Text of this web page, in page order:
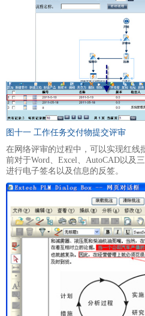
图十一 工作任务交付物提交评审
在网络评审的过程中，可以实现红线
前对于Word、Excel、AutoCAD以及
进行电子签名以及信息的反签。